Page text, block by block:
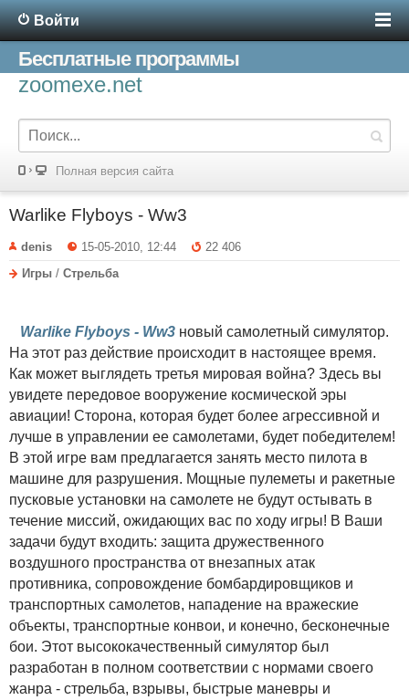
Войти
Бесплатные программы
zoomexe.net
Полная версия сайта
Warlike Flyboys - Ww3
denis 15-05-2010, 12:44
22 406
Игры / Стрельба
Warlike Flyboys - Ww3 новый самолетный симулятор.
На этот раз действие происходит в настоящее время.
Как может выглядеть третья мировая война? Здесь вы
увидете передовое вооружение космической эры
авиации! Сторона, которая будет более агрессивной и
лучше в управлении ее самолетами, будет победителем!
В этой игре вам предлагается занять место пилота в
машине для разрушения. Мощные пулеметы и ракетные
пусковые установки на самолете не будут остывать в
течение миссий, ожидающих вас по ходу игры! В Ваши
задачи будут входить: защита дружественного
воздушного пространства от внезапных атак
противника, сопровождение бомбардировщиков и
транспортных самолетов, нападение на вражеские
объекты, транспортные конвои, и конечно, бесконечные
бои. Этот высококачественный симулятор был
разработан в полном соответствии с нормами своего
жанра - стрельба, взрывы, быстрые маневры и